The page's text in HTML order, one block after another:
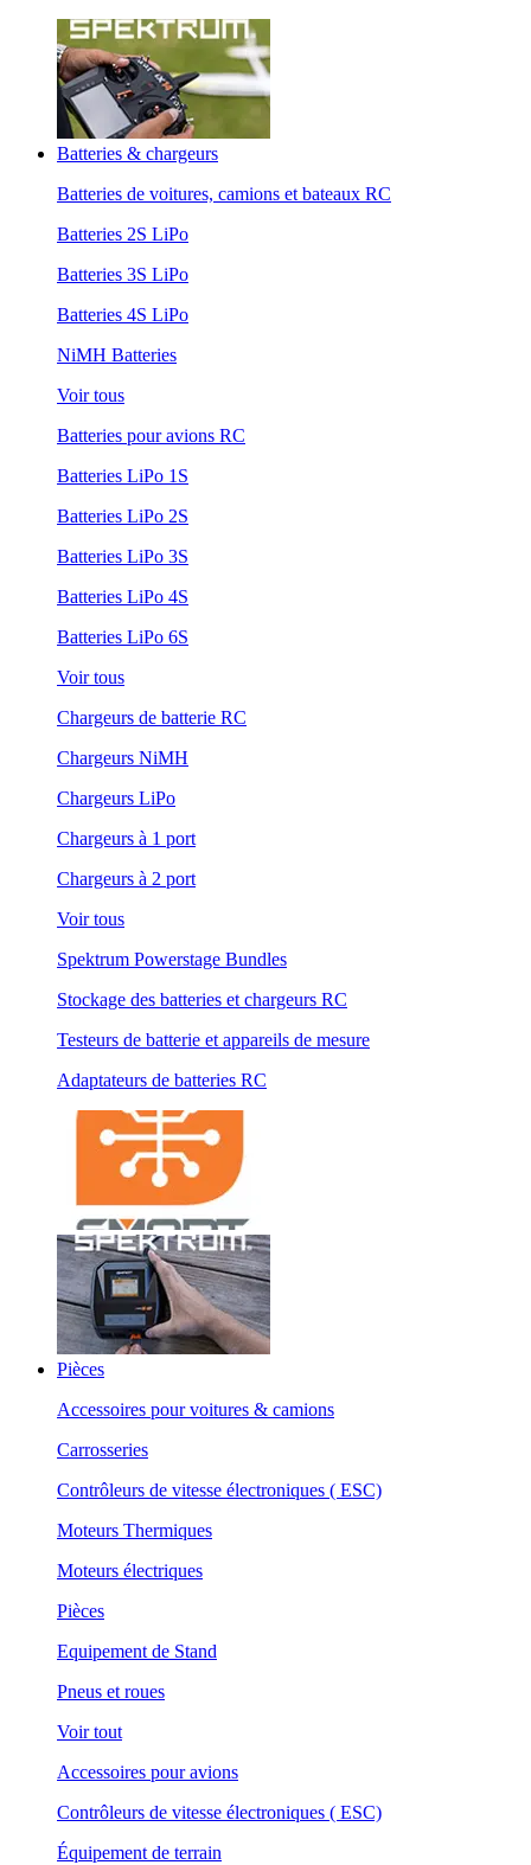
Batteries & chargeurs
Batteries de voitures, camions et bateaux RC
Batteries 2S LiPo
Batteries 3S LiPo
Batteries 4S LiPo
NiMH Batteries
Voir tous
Batteries pour avions RC
Batteries LiPo 1S
Batteries LiPo 2S
Batteries LiPo 3S
Batteries LiPo 4S
Batteries LiPo 6S
Voir tous
Chargeurs de batterie RC
Chargeurs NiMH
Chargeurs LiPo
Chargeurs à 1 port
Chargeurs à 2 port
Voir tous
Spektrum Powerstage Bundles
Stockage des batteries et chargeurs RC
Testeurs de batterie et appareils de mesure
Adaptateurs de batteries RC
Pièces
Accessoires pour voitures & camions
Carrosseries
Contrôleurs de vitesse électroniques ( ESC)
Moteurs Thermiques
Moteurs électriques
Pièces
Equipement de Stand
Pneus et roues
Voir tout
Accessoires pour avions
Contrôleurs de vitesse électroniques ( ESC)
Équipement de terrain